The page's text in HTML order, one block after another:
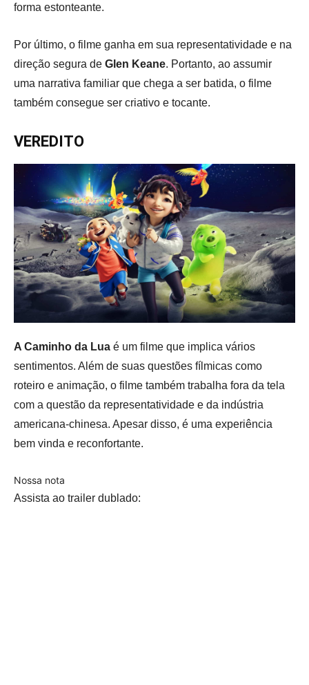
forma estonteante.
Por último, o filme ganha em sua representatividade e na
direção segura de Glen Keane. Portanto, ao assumir
uma narrativa familiar que chega a ser batida, o filme
também consegue ser criativo e tocante.
VEREDITO
A Caminho da Lua é um filme que implica vários
sentimentos. Além de suas questões fílmicas como
roteiro e animação, o filme também trabalha fora da tela
com a questão da representatividade e da indústria
americana-chinesa. Apesar disso, é uma experiência
bem vinda e reconfortante.
Nossa nota
Assista ao trailer dublado: